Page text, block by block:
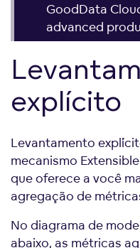
GoodData
advanced
explícito
Levantamento
mecanismo
que oferece a você
agregação de
No diagrama de
abaixo, as métricas